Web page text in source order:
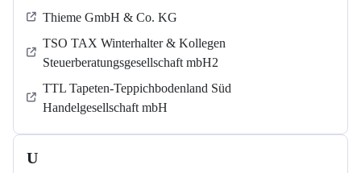
Thieme GmbH & Co. KG
TSO TAX Winterhalter & Kollegen
Steuerberatungsgesellschaft mbH2
TTL Tapeten-Teppichbodenland Süd
Handelgesellschaft mbH
U